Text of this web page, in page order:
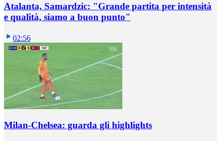
Atalanta, Samardzic: "Grande partita per intensità
e qualità, siamo a buon punto"
02:56
Milan-Chelsea: guarda gli highlights